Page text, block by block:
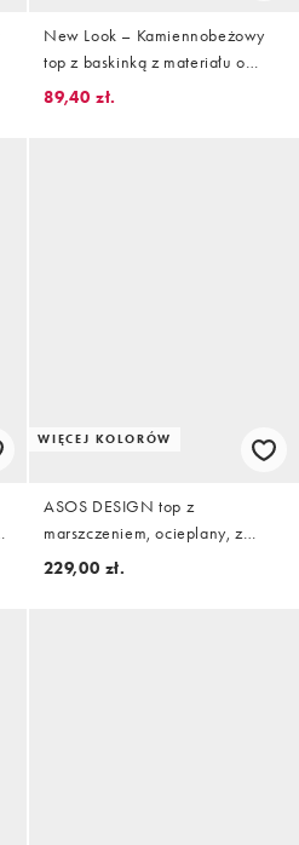
New Look – Kamiennobeżowy
top z baskinką z materiału o
wyglądzie lnu
89,40 zł.
WIĘCEJ KOLORÓW
ASOS DESIGN top z
marszczeniem, ocieplany, z
asymetrycznym drapowaniem z
229,00 zł.